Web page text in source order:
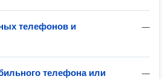
—
телефонов и
—
телефона или